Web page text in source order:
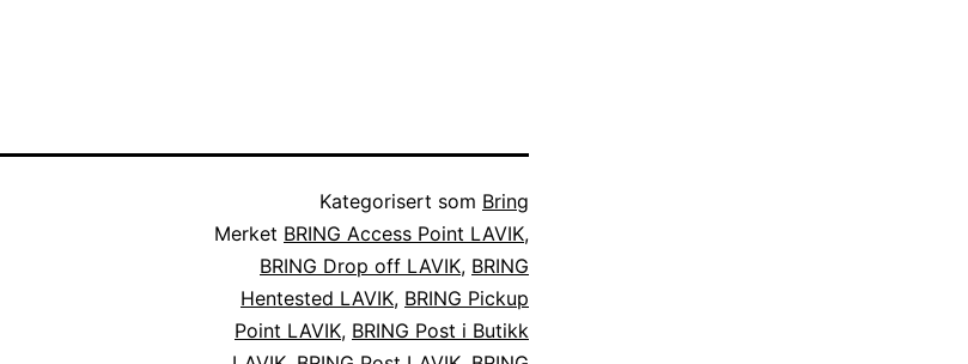
Kategorisert som Bring
Merket BRING Access Point LAVIK,
BRING Drop off LAVIK, BRING
Hentested LAVIK, BRING Pickup
Point LAVIK, BRING Post i Butikk